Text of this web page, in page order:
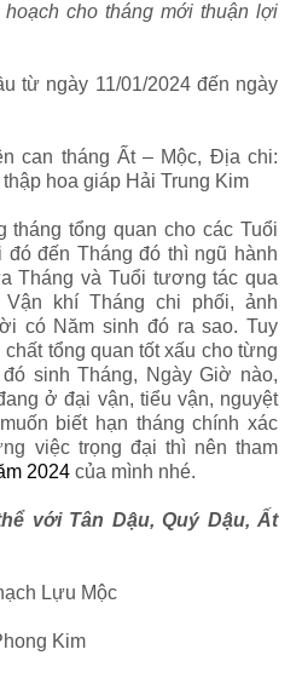
cho tháng mới thuận lợi
từ ngày 11/01/2024 đến ngày
can tháng Ất – Mộc, Địa chi:
hoa giáp Hải Trung Kim
tổng quan cho các Tuổi
đó đến Tháng đó thì ngũ hành
Tháng và Tuổi tương tác qua
khí Tháng chi phối, ảnh
có Năm sinh đó ra sao. Tuy
tổng quan tốt xấu cho từng
sinh Tháng, Ngày Giờ nào,
ở đại vận, tiểu vận, nguyệt
biết hạn tháng chính xác
việc trọng đại thì nên tham
2024 của mình nhé.
với Tân Dậu, Quý Dậu, Ất
Lựu Mộc
Kim